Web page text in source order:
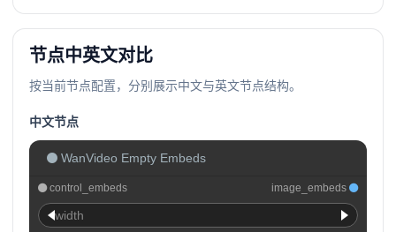
节点中英文对比
按当前节点配置，分别展示中文与英文节点结构。
中文节点
WanVideo Empty Embeds
control_embeds image_embeds
width